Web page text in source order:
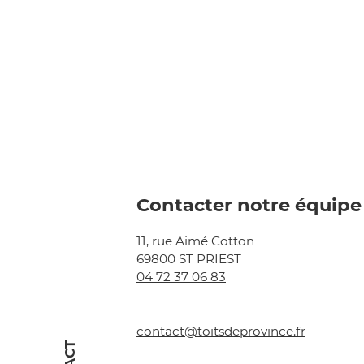
Contacter notre équipe
11, rue Aimé Cotton
69800 ST PRIEST
04 72 37 06 83
contact@toitsdeprovince.fr